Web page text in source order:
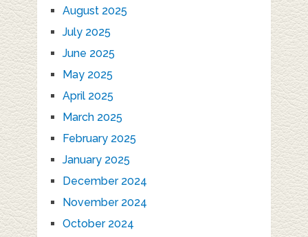
August 2025
July 2025
June 2025
May 2025
April 2025
March 2025
February 2025
January 2025
December 2024
November 2024
October 2024